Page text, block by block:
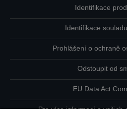
Identifikace
Identifikace
Prohlášení o ochraně
Odstoupit od
EU Data Act
Pro více informací o vašich